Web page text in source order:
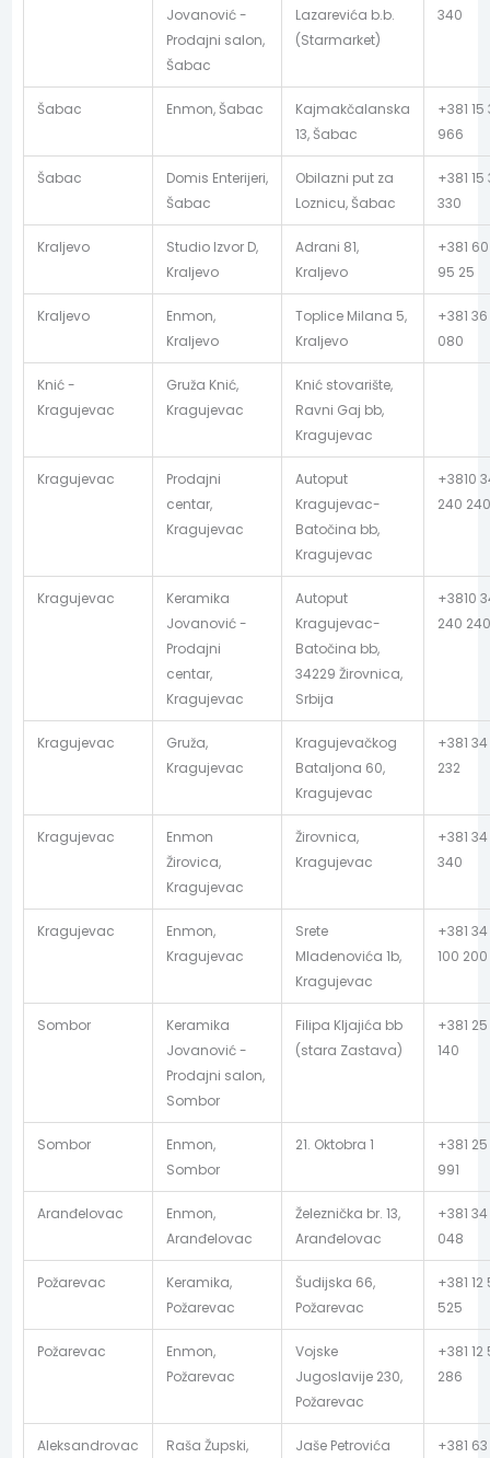
Jovanović -
Prodajni salon,
Šabac
Lazarevića b.b.
(Starmarket)
340
Šabac Enmon, Šabac
Kajmakčalanska
13, Šabac
+381 15
966
Šabac
Domis Enterijeri,
Šabac
Obilazni put za
Loznicu, Šabac
+381 15
330
Kraljevo
Studio Izvor D,
Kraljevo
Adrani 81,
Kraljevo
+381
95 25
Kraljevo
Enmon,
Kraljevo
Toplice Milana 5,
Kraljevo
+381
080
Knić -
Kragujevac
Gruža Knić,
Kragujevac
Knić stovarište,
Ravni Gaj bb,
Kragujevac
Kragujevac
Prodajni
centar,
Kragujevac
Autoput
Kragujevac-
Batočina bb,
Kragujevac
+3810
240 240
Kragujevac
Keramika
Jovanović -
Prodajni
centar,
Kragujevac
Autoput
Kragujevac-
Batočina bb,
34229 Žirovnica,
Srbija
+3810
240 240
Kragujevac
Gruža,
Kragujevac
Kragujevačkog
Bataljona 60,
Kragujevac
+381
232
Kragujevac
Enmon
Žirovica,
Kragujevac
Žirovnica,
Kragujevac
+381
340
Kragujevac
Enmon,
Kragujevac
Srete
Mladenovića 1b,
Kragujevac
+381
100 200
Sombor
Keramika
Jovanović -
Prodajni salon,
Sombor
Filipa Kljajića bb
(stara Zastava)
+381
140
Sombor
Enmon,
Sombor
21. Oktobra 1
+381
991
Aranđelovac
Enmon,
Aranđelovac
Železnička br. 13,
Aranđelovac
+381
048
Požarevac
Keramika,
Požarevac
Šudijska 66,
Požarevac
+381
525
Požarevac
Enmon,
Požarevac
Vojske
Jugoslavije 230,
Požarevac
+381 12
286
Aleksandrovac
Raša Župski,
Jaše Petrovića
+381